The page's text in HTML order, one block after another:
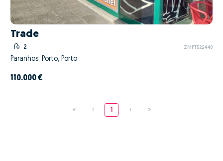
Trade
2 ZMPT522448
Paranhos, Porto, Porto
110.000 €
« ‹ 1 › »